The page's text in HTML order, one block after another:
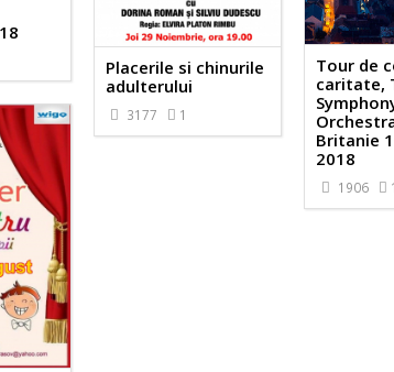
Tour de
caritate,
Britanie
2018
1906 1
Placerile si chinurile
adulterului
3177 1